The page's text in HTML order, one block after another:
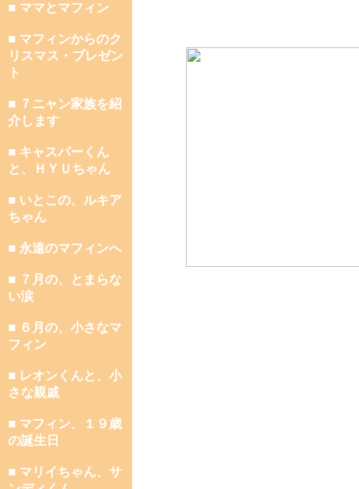
■ ママとマフィン
■ マフィンからのク
リスマス・プレゼン
ト
■ ７ニャン家族を紹
介します
■ キャスパーくん
と、ＨＹＵちゃん
■ いとこの、ルキア
ちゃん
■ 永遠のマフィンへ
■ ７月の、とまらな
い涙
■ ６月の、小さなマ
フィン
■ レオンくんと、小
さな親戚
■ マフィン、１９歳
の誕生日
■ マリイちゃん、サ